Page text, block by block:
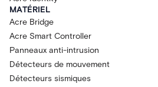
MATÉRIEL
Acre Bridge
Acre Smart Controller
Panneaux anti-intrusion
Détecteurs de mouvement
Détecteurs sismiques